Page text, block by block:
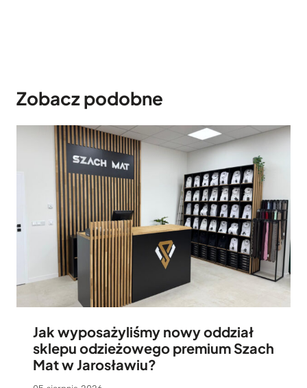
Zobacz podobne
Jak wyposażyliśmy nowy oddział
sklepu odzieżowego premium Szach
Mat w Jarosławiu?